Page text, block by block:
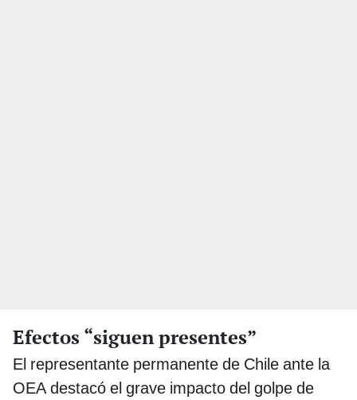
Efectos “siguen presentes”
El representante permanente de Chile ante la
OEA destacó el grave impacto del golpe de